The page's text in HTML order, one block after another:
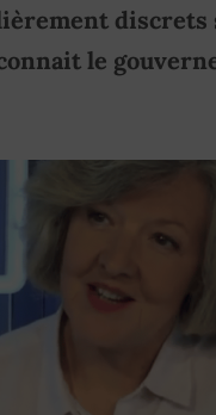
discrets
le